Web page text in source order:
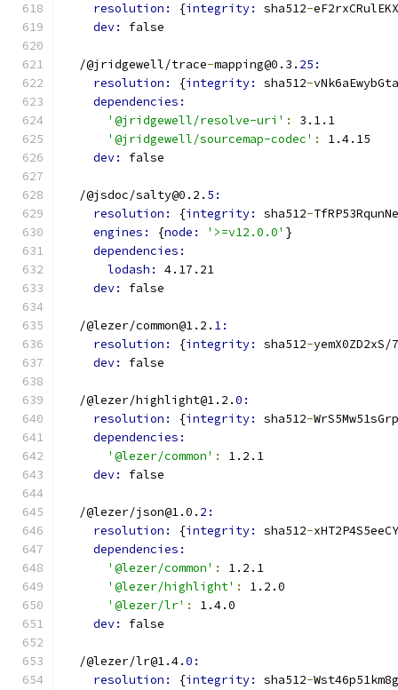
resolution:
{integrity: sha512-
dev: false
  /@jridgewell/trace
-mapping@0.3. 25:
resolution:
{integrity: sha512-
dependencies:
'@jridgewell/resolve-uri' :
3.1.1
'@jridgewell/sourcemap-codec' :
1.4.15
dev: false
  /@jsdoc/salty@0.2.
5:
resolution:
{integrity: sha512-
engines:
{node: '>=v12.0.0' }
dependencies:
lodash: 4.17.21
dev: false
  /@lezer/common@1.2.
1:
resolution:
{integrity: sha512-
dev: false
  /@lezer/highlight@1.2.
0:
resolution:
{integrity: sha512-
dependencies:
'@lezer/common' :
1.2.1
dev: false
  /@lezer/json@1.0.
2:
resolution:
{integrity: sha512-
dependencies:
'@lezer/common' :
1.2.1
'@lezer/highlight' :
1.2.0
'@lezer/lr' :
1.4.0
dev: false
  /@lezer/lr@1.4.
0:
resolution:
{integrity: sha512-